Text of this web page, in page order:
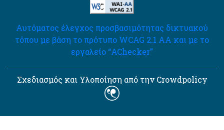
Αυτόματος έλεγχος προσβασιμότητας δικτυακού
τόπου με βάση το πρότυπο WCAG 2.1 AA και με το
εργαλείο “AChecker”
Σχεδιασμός και Υλοποίηση από την Crowdpolicy